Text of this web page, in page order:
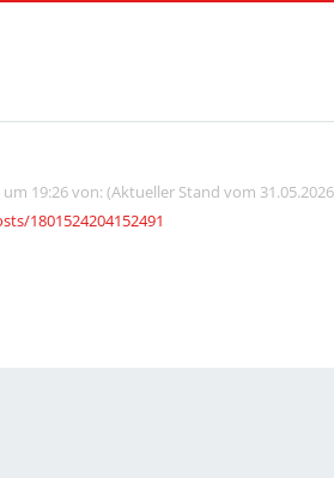
19:26 von: (Aktueller Stand vom
1801524204152491